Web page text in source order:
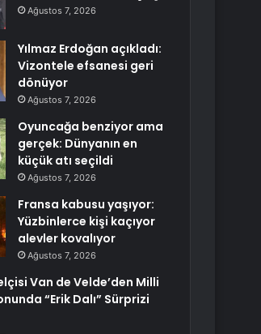
Ağustos 7, 2026
Yılmaz Erdoğan açıkladı:
Vizontele efsanesi geri
dönüyor
Ağustos 7, 2026
Oyuncağa benziyor ama
gerçek: Dünyanın en
küçük atı seçildi
Ağustos 7, 2026
Fransa kabusu yaşıyor:
Yüzbinlerce kişi kaçıyor
alevler kovalıyor
Ağustos 7, 2026
Van de Velde’den Milli
“Erik Dalı” Sürprizi